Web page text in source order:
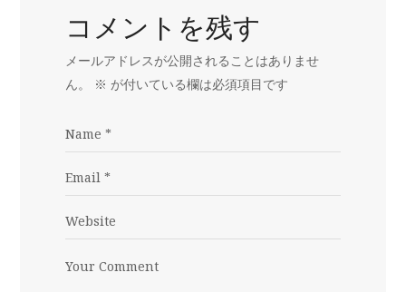
コメントを残す
メールアドレスが公開されることはありませ
ん。
※ が付いている欄は必須項目です